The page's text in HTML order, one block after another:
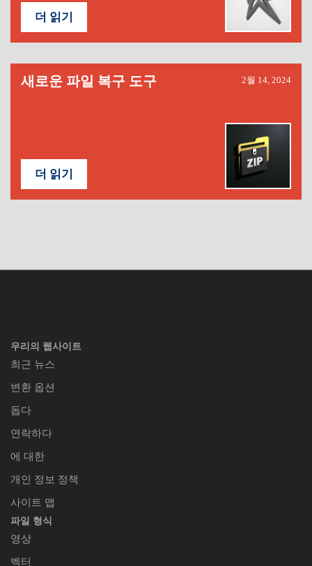
더 읽기
새로운 파일 복구 도구 2월 14, 2024
더 읽기
우리의 웹사이트
최근 뉴스
변환 옵션
돕다
연락하다
에 대한
개인 정보 정책
사이트 맵
파일 형식
영상
벡터